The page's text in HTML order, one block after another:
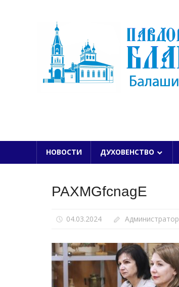
НОВОСТИ ДУХОВЕНСТВО
PAXMGfcnagE
04.03.2024 Администратор